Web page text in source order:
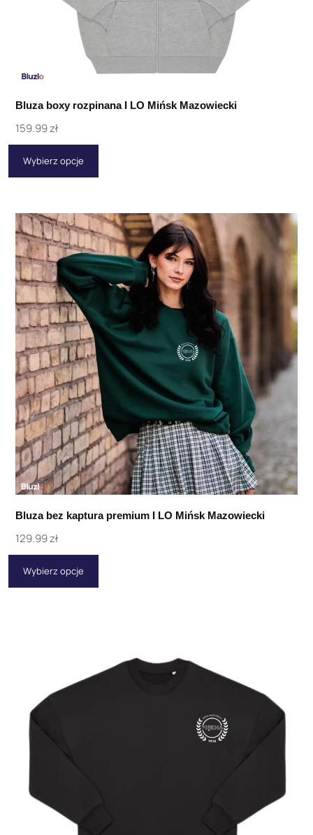
Bluza boxy rozpinana I LO Mińsk Mazowiecki
159.99zł
Wybierz opcje
Bluza bez kaptura premium I LO Mińsk Mazowiecki
129.99zł
Wybierz opcje